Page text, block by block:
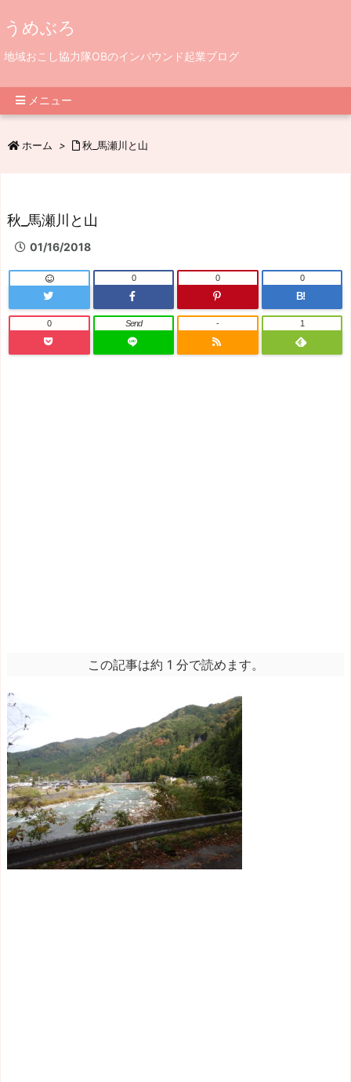
うめぶろ
地域おこし協力隊OBのインバウンド起業ブログ
メニュー
ホーム > 秋_馬瀬川と山
秋_馬瀬川と山
01/16/2018
0 0
B!
0
0 Send - 1
この記事は約 1 分で読めます。